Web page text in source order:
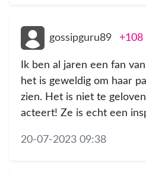
gossipguru89 +108
Ik ben al jaren een fan
het is geweldig om haar
zien. Het is niet te
acteert! Ze is echt een
20-07-2023 09:38